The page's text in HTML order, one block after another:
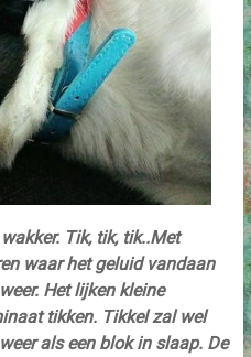
Tik, tik, tik..Met
waar het geluid vandaan
Het lijken kleine
tikken. Tikkel zal wel
als een blok in slaap. De